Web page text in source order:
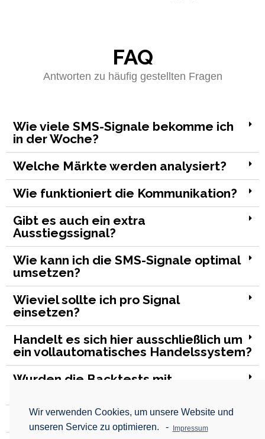
FAQ
Antworten zu häufig gestellten Fragen
Wie viele SMS-Signale bekomme ich
in der Woche?
Welche Märkte werden analysiert?
Wie funktioniert die Kommunikation?
Gibt es auch ein extra
Ausstiegssignal?
Wie kann ich die SMS-Signale optimal
umsetzen?
Wieviel sollte ich pro Signal
einsetzen?
Handelt es sich hier ausschließlich um
ein vollautomatisches Handelssystem?
Wurden die Backtests mit
Wie kann ich kündigen?
Wir verwenden Cookies, um unsere Website und
unseren Service zu optimieren.
- Impressum